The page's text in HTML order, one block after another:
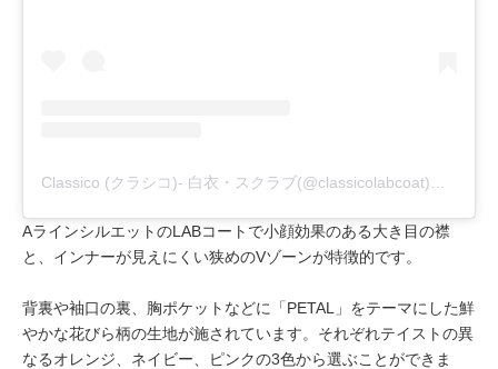
AラインシルエットのLABコートで小顔効果のある大き目の襟
と、インナーが見えにくい狭めのVゾーンが特徴的です。
背裏や袖口の裏、胸ポケットなどに「PETAL」をテーマにした鮮
やかな花びら柄の生地が施されています。それぞれテイストの異
なるオレンジ、ネイビー、ピンクの3色から選ぶことができま